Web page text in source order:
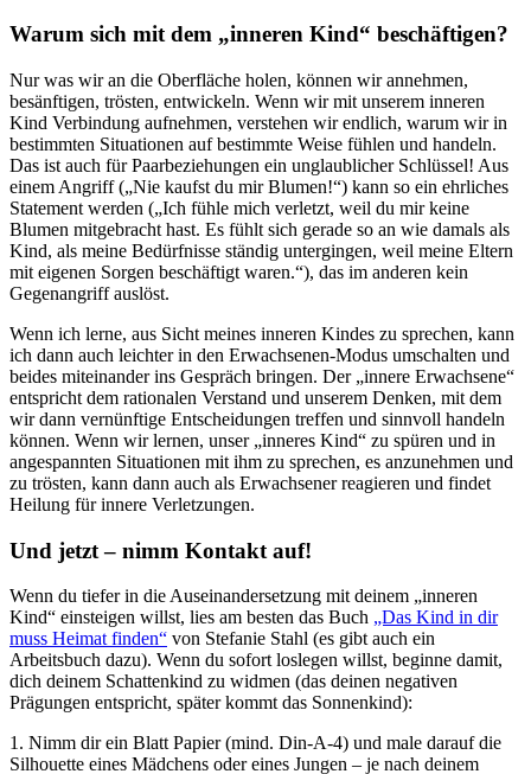
Warum sich mit dem „inneren Kind“ beschäftigen?
Nur was wir an die Oberfläche holen, können wir annehmen,
besänftigen, trösten, entwickeln. Wenn wir mit unserem inneren
Kind Verbindung aufnehmen, verstehen wir endlich, warum wir in
bestimmten Situationen auf bestimmte Weise fühlen und handeln.
Das ist auch für Paarbeziehungen ein unglaublicher Schlüssel! Aus
einem Angriff („Nie kaufst du mir Blumen!“) kann so ein ehrliches
Statement werden („Ich fühle mich verletzt, weil du mir keine
Blumen mitgebracht hast. Es fühlt sich gerade so an wie damals als
Kind, als meine Bedürfnisse ständig untergingen, weil meine Eltern
mit eigenen Sorgen beschäftigt waren.“), das im anderen kein
Gegenangriff auslöst.
Wenn ich lerne, aus Sicht meines inneren Kindes zu sprechen, kann
ich dann auch leichter in den Erwachsenen-Modus umschalten und
beides miteinander ins Gespräch bringen. Der „innere Erwachsene“
entspricht dem rationalen Verstand und unserem Denken, mit dem
wir dann vernünftige Entscheidungen treffen und sinnvoll handeln
können. Wenn wir lernen, unser „inneres Kind“ zu spüren und in
angespannten Situationen mit ihm zu sprechen, es anzunehmen und
zu trösten, kann dann auch als Erwachsener reagieren und findet
Heilung für innere Verletzungen.
Und jetzt – nimm Kontakt auf!
Wenn du tiefer in die Auseinandersetzung mit deinem „inneren
Kind“ einsteigen willst, lies am besten das Buch „Das Kind in dir
muss Heimat finden“ von Stefanie Stahl (es gibt auch ein
Arbeitsbuch dazu). Wenn du sofort loslegen willst, beginne damit,
dich deinem Schattenkind zu widmen (das deinen negativen
Prägungen entspricht, später kommt das Sonnenkind):
1. Nimm dir ein Blatt Papier (mind. Din-A-4) und male darauf die
Silhouette eines Mädchens oder eines Jungen – je nach deinem